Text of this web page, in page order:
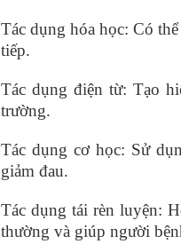
Tác dụng hóa học: Có
tiếp.
Tác dụng điện từ: Tạo
trường.
Tác dụng cơ học: Sử
giảm đau.
Tác dụng tái rèn luyện:
thường và giúp người